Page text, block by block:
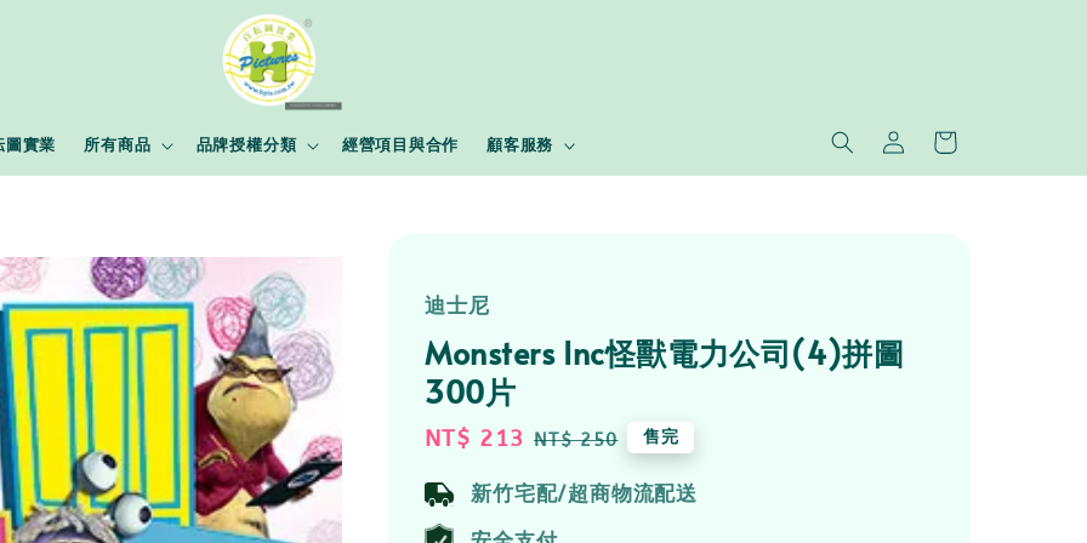
圖實業 所有商品 品牌授權分類 經營項目與合作 顧客服務
迪士尼
Monsters Inc怪獸電力公司(4)拼圖
300片
Sale
NT$ 213 Regular
NT$ 250 售完
新竹宅配/超商物流配送